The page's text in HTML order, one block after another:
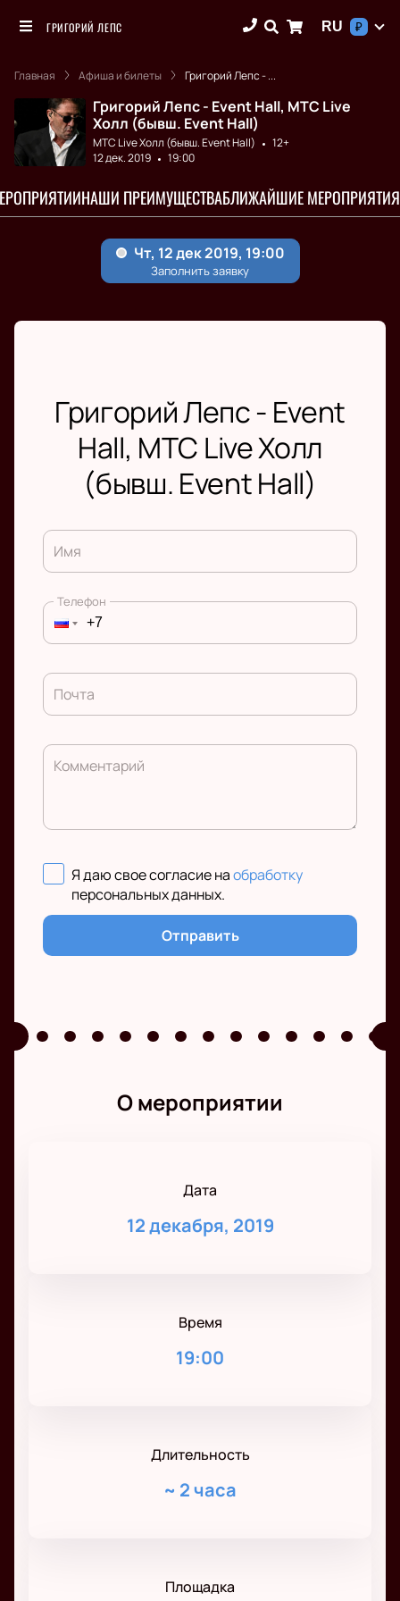
ГРИГОРИЙ ЛЕПС RU ₽
Главная Афиша и билеты Григорий Лепс - ...
Григорий Лепс - Event Hall, МТС Live
Холл (бывш. Event Hall)
МТС Live Холл (бывш. Event Hall)
12+
12 дек. 2019
19:00
НАШИ ПРЕИМУЩЕСТВАБЛИЖАЙШИЕ МЕРОПРИЯТИЯ
Григорий Лепс - Event
Hall, МТС Live Холл
(бывш. Event Hall)
Имя
Телефон
Почта
Комментарий
Я даю свое согласие наобработку
персональных данных.
Отправить
О мероприятии
Дата
12 декабря, 2019
Время
19:00
Длительность
~ 2 часа
Площадка